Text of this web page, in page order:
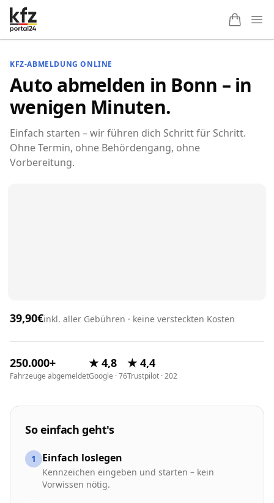
KFZ-ABMELDUNG ONLINE
Auto abmelden in Bonn – in
wenigen Minuten.
Einfach starten – wir führen dich Schritt für Schritt.
Ohne Termin, ohne Behördengang, ohne
Vorbereitung.
39,90€inkl. aller Gebühren · keine versteckten Kosten
250.000+
Fahrzeuge abgemeldet
★ 4,8
Google · 76
★ 4,4
Trustpilot · 202
So einfach geht's
1 Einfach loslegen
Kennzeichen eingeben und starten – kein
Vorwissen nötig.